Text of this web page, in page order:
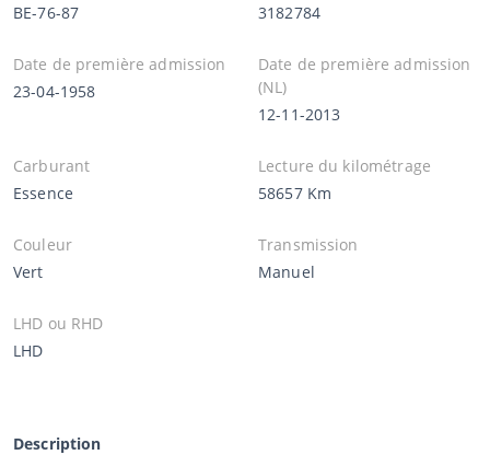
BE-76-87
3182784
Date de première admission
23-04-1958
Date de première admission
(NL)
12-11-2013
Carburant
Essence
Lecture du kilométrage
58657 Km
Couleur
Vert
Transmission
Manuel
LHD ou RHD
LHD
Description